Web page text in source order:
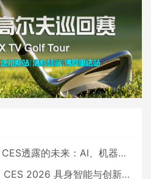
CES透露的未来：AI、机器人与智能生活大爆发
CES 2026 具身智能与创新领域 中国公司大放异彩